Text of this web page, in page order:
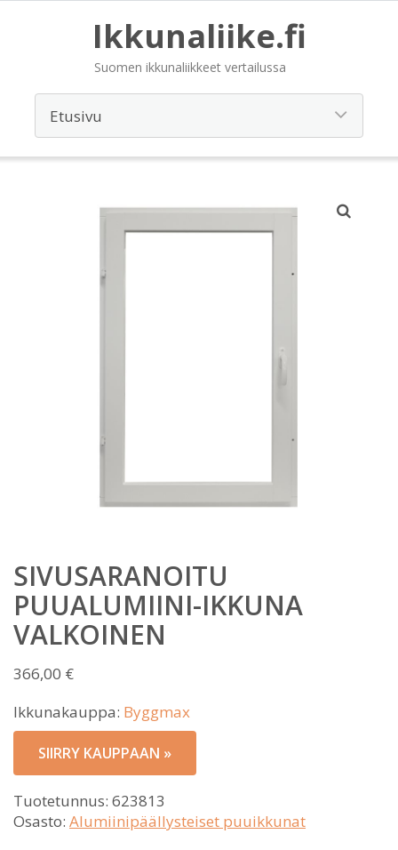
Ikkunaliike.fi
Suomen ikkunaliikkeet vertailussa
SIVUSARANOITU
PUUALUMIINI-IKKUNA
VALKOINEN
366,00 €
Ikkunakauppa: Byggmax
SIIRRY KAUPPAAN »
Tuotetunnus: 623813
Osasto: Alumiinipäällysteiset puuikkunat